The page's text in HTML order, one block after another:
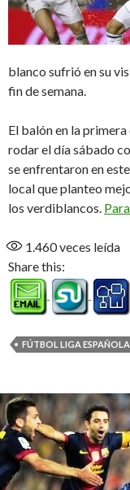
blanco sufrió en su
fin de semana.
El balón en la
rodar el día sábado
se enfrentaron en
local que planteo
los verdiblancos.
1.460veces leída
Share this:
FÚTBOL LIGA ESPAÑOLA